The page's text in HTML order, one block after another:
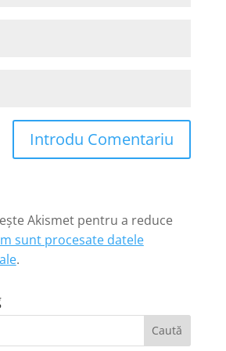
Introdu Comentariu
Akismet pentru a reduce
sunt procesate datele
.